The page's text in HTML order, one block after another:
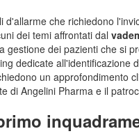
che richiedono
dei temi affrontati dal
dei pazienti che si
dedicate all'identificazione
un approfondimento
di Angelini Pharma e il